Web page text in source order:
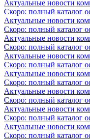
Актуальные новости
Скоро: полный каталог
Актуальные новости
Скоро: полный каталог
Актуальные новости
Скоро: полный каталог
Актуальные новости
Скоро: полный каталог
Актуальные новости
Скоро: полный каталог
Актуальные новости
Скоро: полный каталог
Актуальные новости
Скоро: полный каталог
Актуальные новости
Скоро: полный каталог